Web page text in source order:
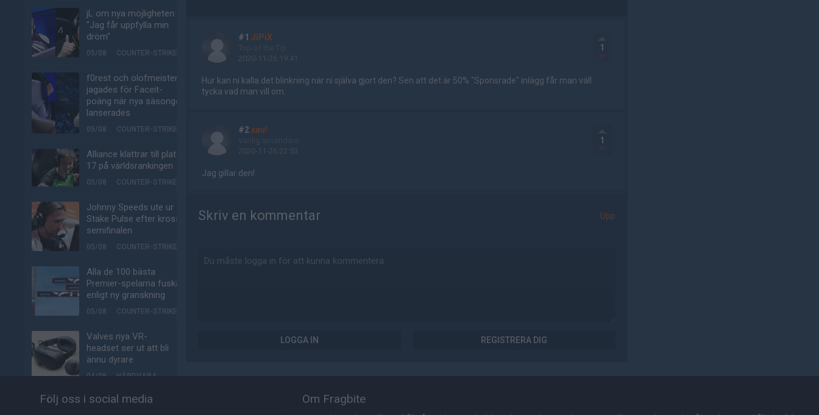
jL om nya möjligheten:
"Jag får uppfylla min
dröm"
05/08 COUNTER-STRIKE
f0rest och olofmeister
jagades för Faceit-
poäng när nya säsongen
lanserades
05/08 COUNTER-STRIKE
Alliance klättrar till plats
17 på världsrankingen
05/08 COUNTER-STRIKE
Johnny Speeds ute ur
Stake Pulse efter kross i
semifinalen
05/08 COUNTER-STRIKE
Alla de 100 bästa
Premier-spelarna fuskar
enligt ny granskning
05/08 COUNTER-STRIKE
Valves nya VR-
headset ser ut att bli
ännu dyrare
04/08 HÅRDVARA
Tonåring släppte
#1 JiPiX
2020-11-26 19:41
1
Hur kan ni kalla det blinkning när ni själva gjort den? Sen att det är 50% "Sponsrade" inlägg får man väll
tycka vad man vill om.
#2xau!
2020-11-26 22:53
1
Jag gillar den!
Skriv en kommentar Upp
LOGGA IN REGISTRERA DIG
Följ oss i social media Om Fragbite